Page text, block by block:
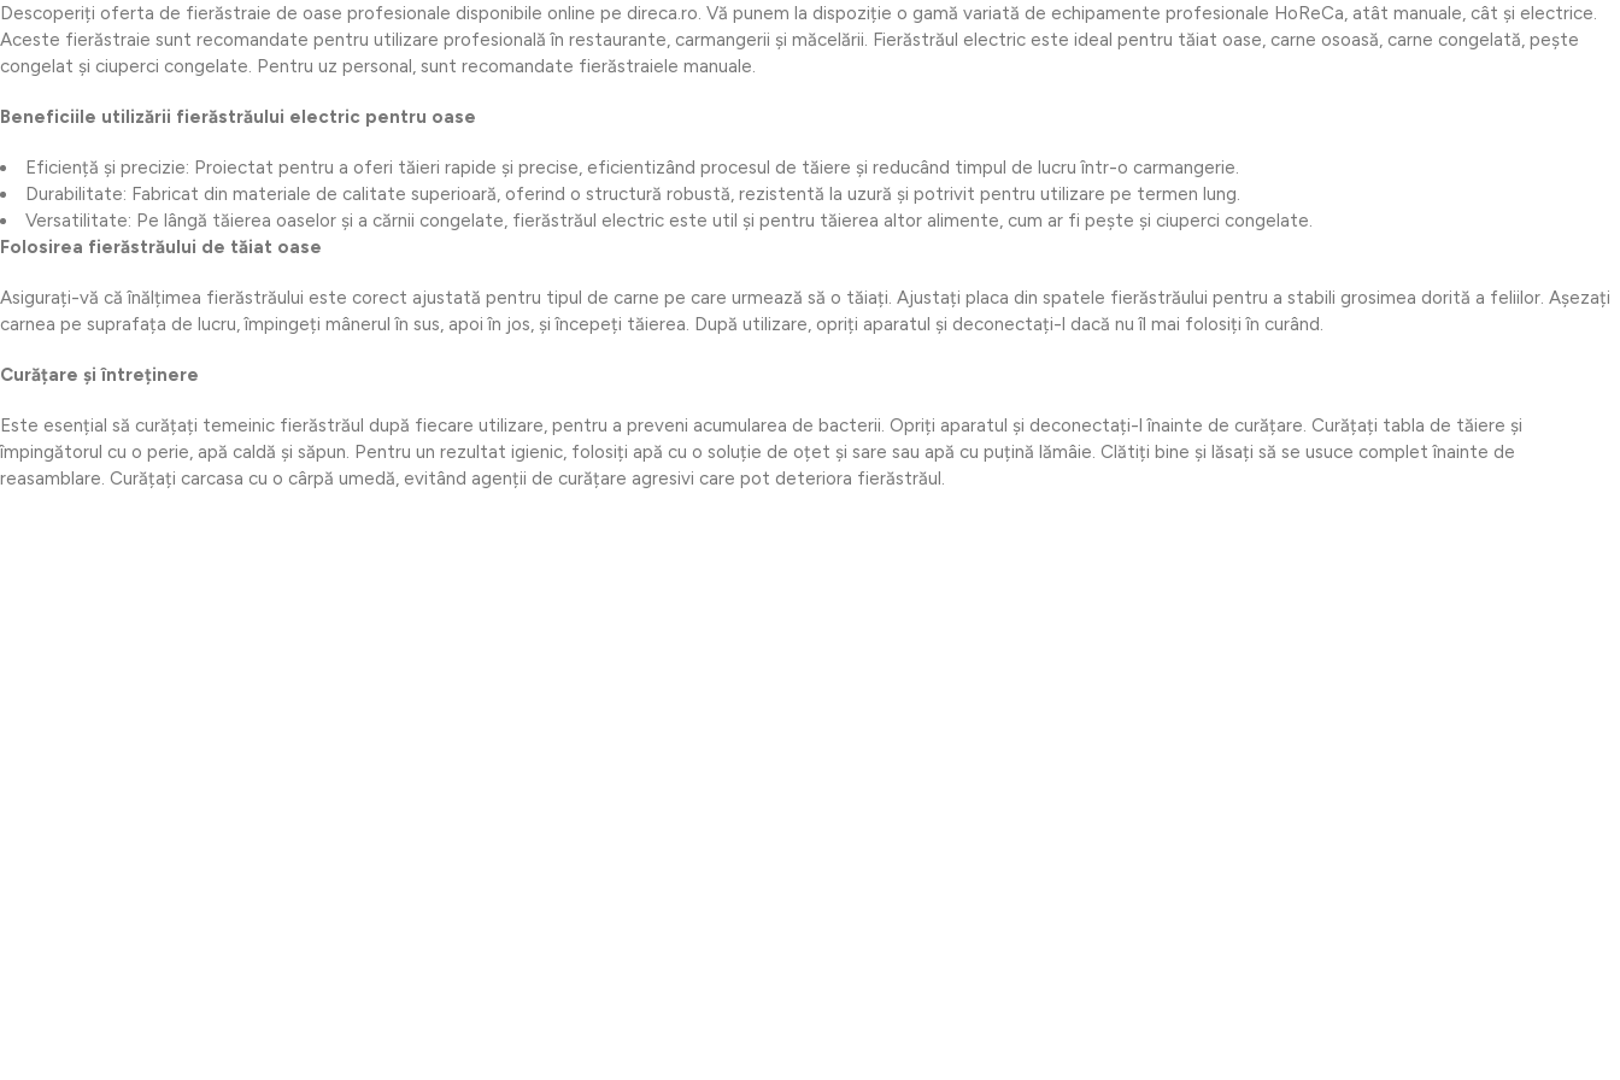
Descoperiți oferta de fierăstraie de oase profesionale disponibile online pe direca.ro. Vă punem la dispoziție o gamă variată de echipamente profesionale HoReCa, atât manuale, cât și electrice.
Aceste fierăstraie sunt recomandate pentru utilizare profesională în restaurante, carmangerii și măcelării. Fierăstrăul electric este ideal pentru tăiat oase, carne osoasă, carne congelată, pește
congelat și ciuperci congelate. Pentru uz personal, sunt recomandate fierăstraiele manuale.
Beneficiile utilizării fierăstrăului electric pentru oase
Eficiență și precizie: Proiectat pentru a oferi tăieri rapide și precise, eficientizând procesul de tăiere și reducând timpul de lucru într-o carmangerie.
Durabilitate: Fabricat din materiale de calitate superioară, oferind o structură robustă, rezistentă la uzură și potrivit pentru utilizare pe termen lung.
Versatilitate: Pe lângă tăierea oaselor și a cărnii congelate, fierăstrăul electric este util și pentru tăierea altor alimente, cum ar fi pește și ciuperci congelate.
Folosirea fierăstrăului de tăiat oase
Asigurați-vă că înălțimea fierăstrăului este corect ajustată pentru tipul de carne pe care urmează să o tăiați. Ajustați placa din spatele fierăstrăului pentru a stabili grosimea dorită a feliilor. Așezați
carnea pe suprafața de lucru, împingeți mânerul în sus, apoi în jos, și începeți tăierea. După utilizare, opriți aparatul și deconectați-l dacă nu îl mai folosiți în curând.
Curățare și întreținere
Este esențial să curățați temeinic fierăstrăul după fiecare utilizare, pentru a preveni acumularea de bacterii. Opriți aparatul și deconectați-l înainte de curățare. Curățați tabla de tăiere și
împingătorul cu o perie, apă caldă și săpun. Pentru un rezultat igienic, folosiți apă cu o soluție de oțet și sare sau apă cu puțină lămâie. Clătiți bine și lăsați să se usuce complet înainte de
reasamblare. Curățați carcasa cu o cârpă umedă, evitând agenții de curățare agresivi care pot deteriora fierăstrăul.